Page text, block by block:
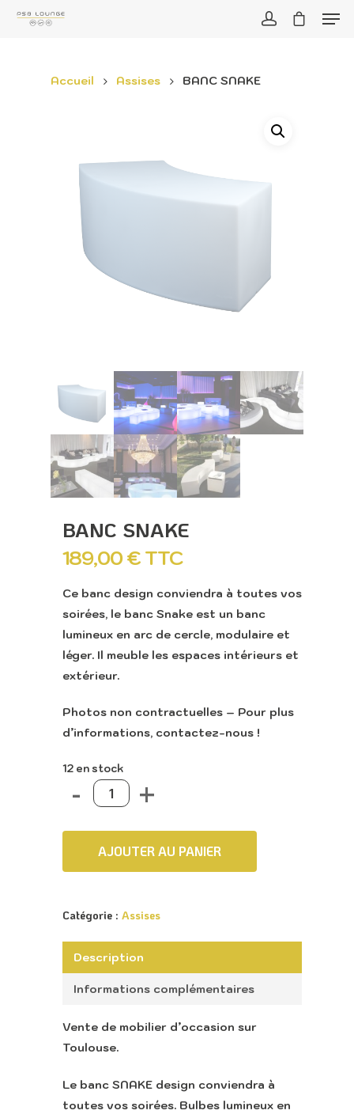
Accueil Assises BANC SNAKE
BANC SNAKE
189,00€TTC
Ce banc design conviendra à toutes vos
soirées, le banc Snake est un banc
lumineux en arc de cercle, modulaire et
léger. Il meuble les espaces intérieurs et
extérieur.
Photos non contractuelles – Pour plus
d’informations, contactez-nous !
12 en stock
AJOUTER AU PANIER
Catégorie : Assises
Description
Informations complémentaires
Vente de mobilier d’occasion sur
Toulouse.
Le banc SNAKE design conviendra à
toutes vos soirées. Bulbes lumineux en